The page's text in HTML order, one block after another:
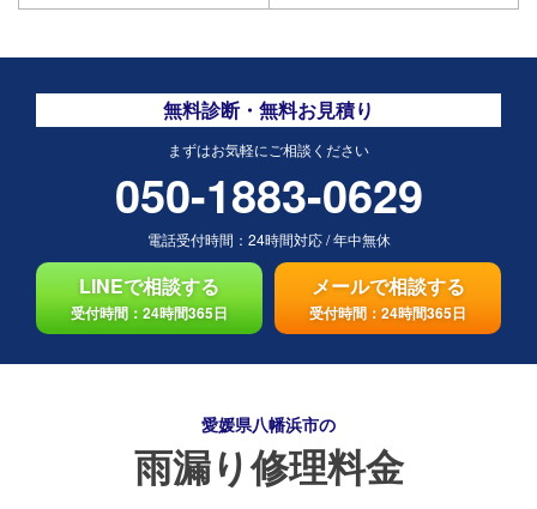
無料診断・無料お見積り
まずはお気軽にご相談ください
050-1883-0629
電話受付時間： 24時間対応/年中無休
LINEで相談する
受付時間：24時間365日
メールで相談する
受付時間：24時間365日
愛媛県八幡浜市の
雨漏り修理料金